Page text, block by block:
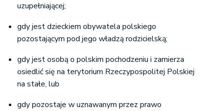
uzupełniającej;
gdy jest dzieckiem obywatela polskiego
pozostającym pod jego władzą rodzicielską;
gdy jest osobą o polskim pochodzeniu i zamierza
osiedlić się na terytorium Rzeczypospolitej Polskiej
na stałe, lub
gdy pozostaje w uznawanym przez prawo